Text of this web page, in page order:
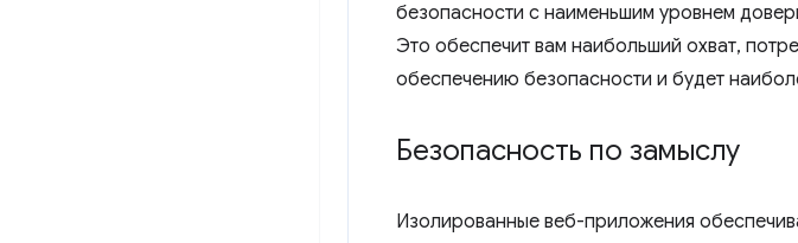
безопасности с наименьшим уровнем
Это обеспечит вам наибольший охват,
обеспечению безопасности и будет
Безопасность по замыслу
Изолированные веб-приложения